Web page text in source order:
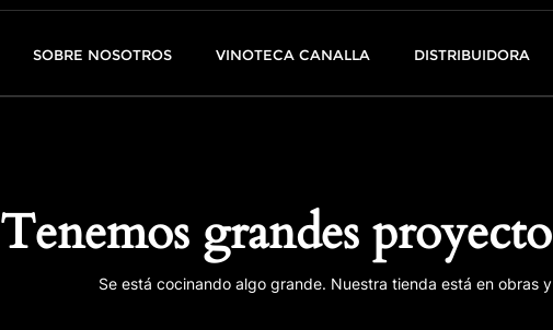
SOBRE NOSOTROS VINOTECA CANALLA DISTRIBUIDORA
Tenemos grandes
Se está cocinando algo grande. Nuestra tienda está en obras